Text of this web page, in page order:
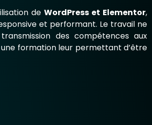
de WordPress et Elementor,
et performant. Le travail ne
des compétences aux
formation leur permettant d’être